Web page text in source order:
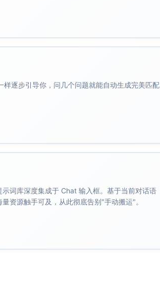
逐步引导你，问几个问题就能自动生成完美匹配
词库深度集成于 Chat 输入框。基于当前对话语
资源触手可及，从此彻底告别"手动搬运"。